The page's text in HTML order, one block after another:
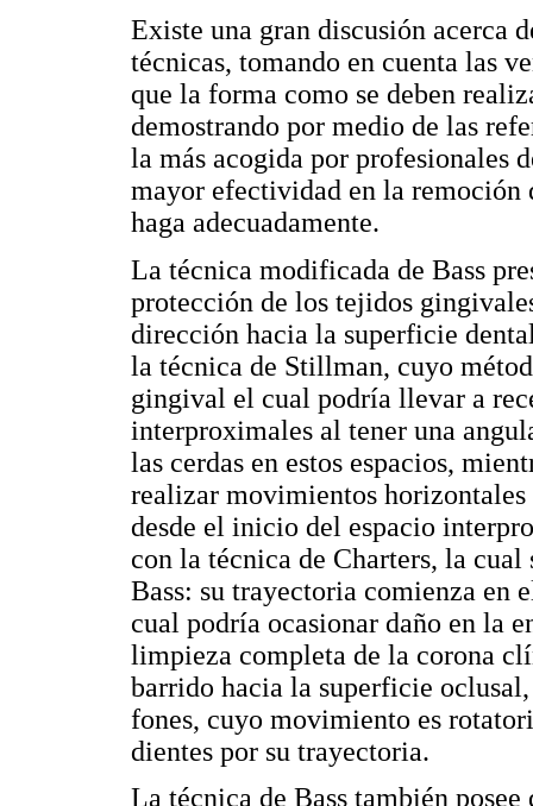
Existe una gran discusión acerca
técnicas, tomando en cuenta las
que la forma como se deben
demostrando por medio de las
la más acogida por profesionales
mayor efectividad en la remoción
haga adecuadamente.
La técnica modificada de Bass
protección de los tejidos
dirección hacia la superficie
la técnica de Stillman, cuyo
gingival el cual podría llevar a
interproximales al tener una
las cerdas en estos espacios,
realizar movimientos
desde el inicio del espacio
con la técnica de Charters, la
Bass: su trayectoria comienza en
cual podría ocasionar daño en la
limpieza completa de la corona
barrido hacia la superficie
fones, cuyo movimiento es
dientes por su trayectoria.
La técnica de Bass también